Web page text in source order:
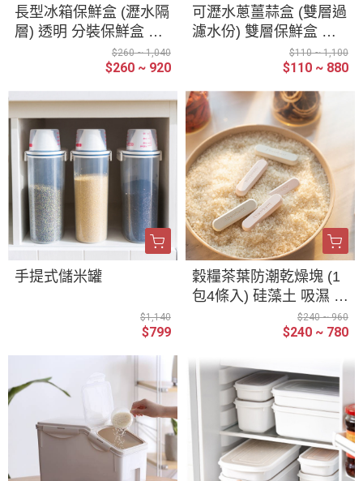
長型冰箱保鮮盒 (瀝水隔
層) 透明 分裝保鮮盒 冷
凍 帶蓋 扁型 冰箱收納
$260 ~ 1,040
$260 ~ 920
可瀝水蔥薑蒜盒 (雙層過
濾水份) 雙層保鮮盒 方
款 保鮮盒 保鮮收納盒
收納盒 蔥蒜盒 水果盒
蔥花盒 雙層瀝水盒 盒子
$110 ~ 1,100
$110 ~ 880
手提式儲米罐
$1,140
$799
穀糧茶葉防潮乾燥塊 (1
包4條入) 硅藻土 吸濕 寵
物 食品 乾燥劑 五穀雜
糧 防黴 保鮮 乾燥條
$240 ~ 960
$240 ~ 780